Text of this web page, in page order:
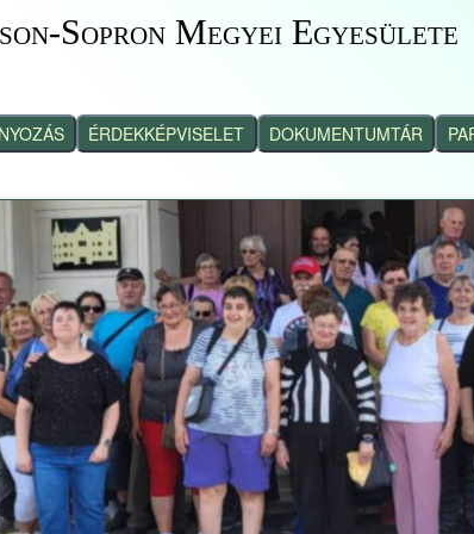
Sopron Megyei Egyesülete
ÉRDEKKÉPVISELET DOKUMENTUMTÁR